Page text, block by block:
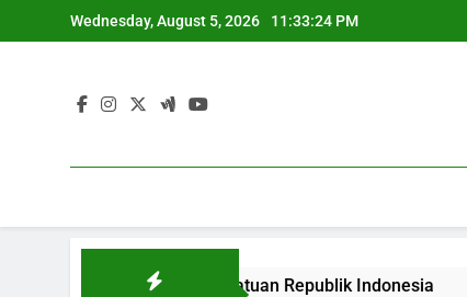
to
Wednesday, August 5, 2026 11:33:24 PM
di Negara Kesatuan Republik Indonesia Dari